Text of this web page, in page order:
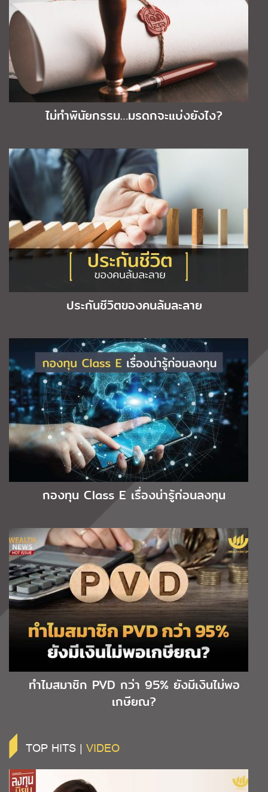
ไม่ทำพินัยกรรม…มรดกจะแบ่งยังไง?
ประกันชีวิตของคนล้มละลาย
กองทุน Class E เรื่องน่ารู้ก่อนลงทุน
ทำไมสมาชิก PVD กว่า 95% ยังมีเงินไม่พอ
เกษียณ?
TOP HITS | VIDEO